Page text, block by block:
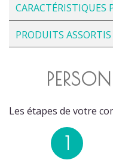
CARACTÉRISTIQUES
PRODUITS ASSORTIS
Les étapes de votre
1